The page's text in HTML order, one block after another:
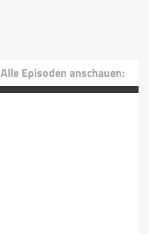
Alle Episoden anschauen: